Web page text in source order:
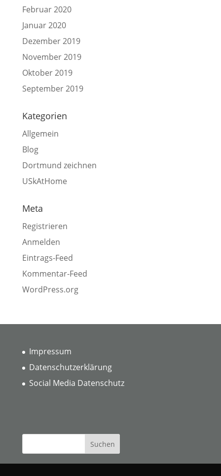
Februar 2020
Januar 2020
Dezember 2019
November 2019
Oktober 2019
September 2019
Kategorien
Allgemein
Blog
Dortmund zeichnen
USkAtHome
Meta
Registrieren
Anmelden
Eintrags-Feed
Kommentar-Feed
WordPress.org
Impressum
Datenschutzerklärung
Social Media Datenschutz